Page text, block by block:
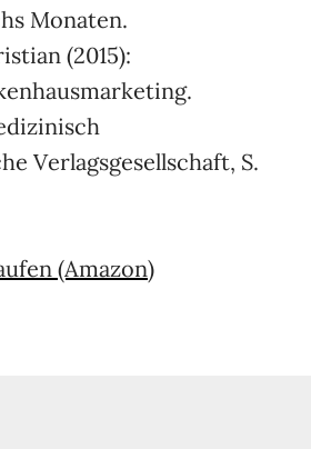
Monaten.
(2015):
Verlagsgesellschaft, S.
(Amazon)